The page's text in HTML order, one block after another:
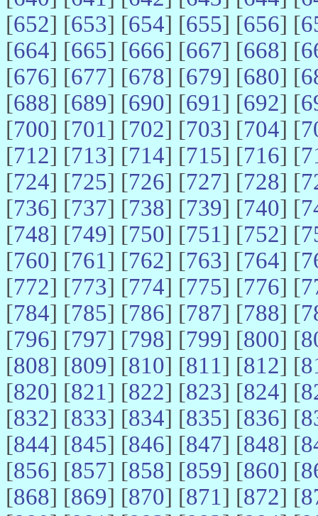
[652] [653] [654] [655] [656] [
[664] [665] [666] [667] [668] [
[676] [677] [678] [679] [680] [
[688] [689] [690] [691] [692] [
[700] [701] [702] [703] [704] [
[712] [713] [714] [715] [716] [
[724] [725] [726] [727] [728] [
[736] [737] [738] [739] [740] [
[748] [749] [750] [751] [752] [
[760] [761] [762] [763] [764] [
[772] [773] [774] [775] [776] [
[784] [785] [786] [787] [788] [
[796] [797] [798] [799] [800] [
[808] [809] [810] [811] [812] [
[820] [821] [822] [823] [824] [
[832] [833] [834] [835] [836] [
[844] [845] [846] [847] [848] [
[856] [857] [858] [859] [860] [
[868] [869] [870] [871] [872] [